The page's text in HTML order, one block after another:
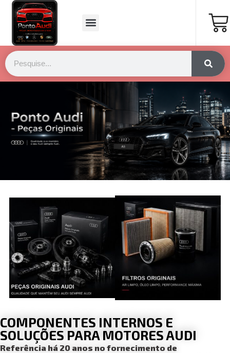
COMPONENTES INTERNOS E
SOLUÇÕES PARA MOTORES AUDI
Referência há 20 anos no fornecimento de